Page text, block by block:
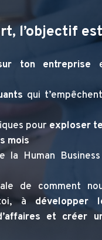
l’objectif
ton entreprise
qui
pourexploser
mois
la Human
de comment
toi, à développer
et créer